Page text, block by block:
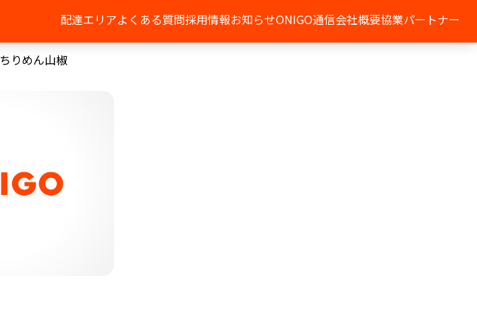
配達エリアよくある質問採用情報お知らせONIGO通信会社概要協業パートナー
ちりめん山椒